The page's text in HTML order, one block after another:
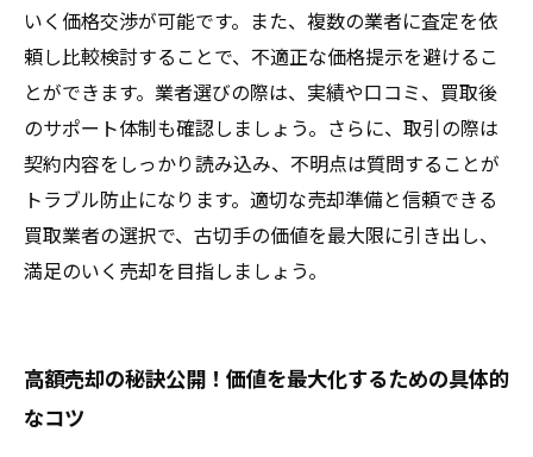
いく価格交渉が可能です。また、複数の業者に査定を依
頼し比較検討することで、不適正な価格提示を避けるこ
とができます。業者選びの際は、実績や口コミ、買取後
のサポート体制も確認しましょう。さらに、取引の際は
契約内容をしっかり読み込み、不明点は質問することが
トラブル防止になります。適切な売却準備と信頼できる
買取業者の選択で、古切手の価値を最大限に引き出し、
満足のいく売却を目指しましょう。
高額売却の秘訣公開！価値を最大化するための具体的
なコツ